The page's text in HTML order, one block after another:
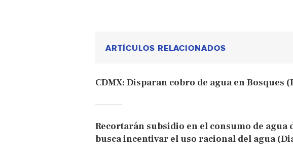
ARTÍCULOS RELACIONADOS
CDMX: Disparan cobro de agua en Bosques
Recortarán subsidio en el consumo de agua
busca incentivar el uso racional del agua